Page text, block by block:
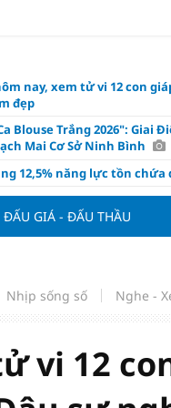
nay, xem tử vi 12 con
đẹp
Blouse Trắng 2026": Giai
Mai Cơ Sở Ninh Bình
12,5% năng lực tồn
địa ốc sống bằng gì khi
trưởng tín dụng vượt huy
khối ngoại đổ tiền mua cổ
Nhà nước điều tiết gần
hàng
ĐẤU GIÁ - ĐẤU THẦU
Nhịp sống số Nghe -
vi 12